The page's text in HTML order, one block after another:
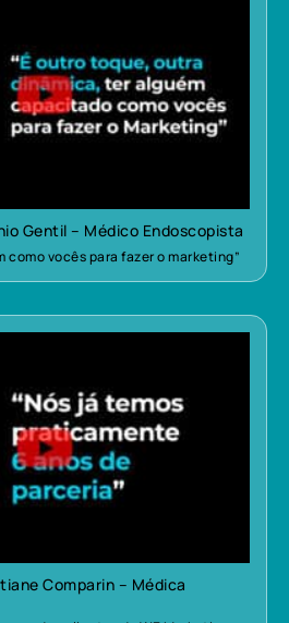
Gentil – Médico Endoscopista
como vocês para fazer o marketing”
Comparin – Médica